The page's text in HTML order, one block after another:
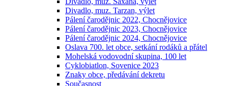
Divadlo, muz. Tarzan, výlet
Pálení čarodějnic 2022, Chocnějovice
Pálení čarodějnic 2023, Chocnějovice
Pálení čarodějnic 2024, Chocnějovice
Oslava 700. let obce, setkání rodáků a přátel
Mohelská vodovodní skupina, 100 let
Cyklobiatlon, Sovenice 2023
Znaky obce, předávání dekretu
Současnost